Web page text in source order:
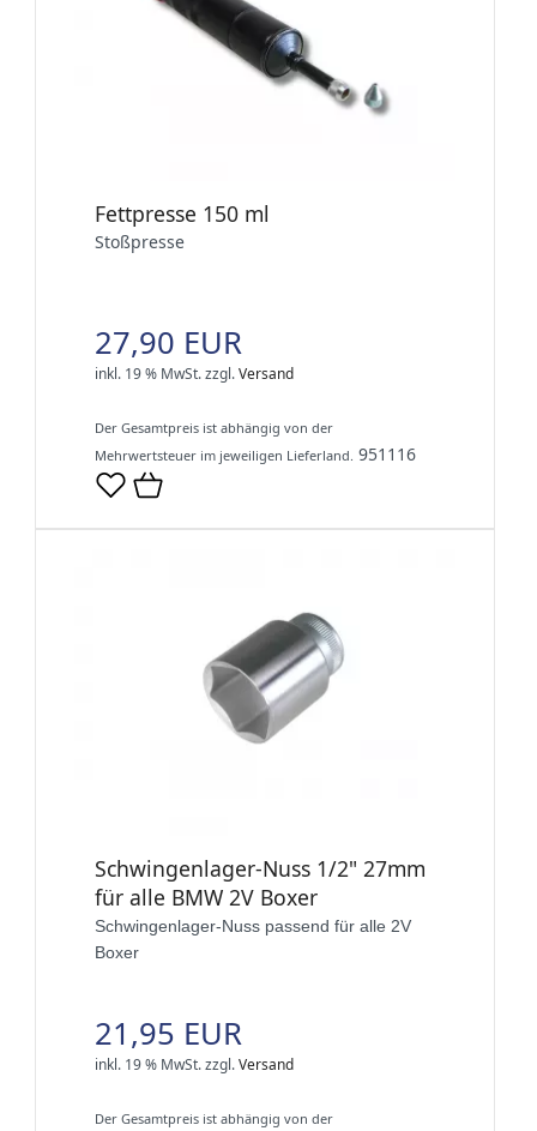
Fettpresse 150 ml
Stoßpresse
27,90 EUR
inkl. 19 % MwSt.zzgl.Versand
Der Gesamtpreis ist abhängig von der
Mehrwertsteuer im jeweiligen Lieferland. 951116
Schwingenlager-Nuss 1/2" 27mm
für alle BMW 2V Boxer
Schwingenlager-Nuss passend für alle 2V
Boxer
21,95 EUR
inkl. 19 % MwSt.zzgl.Versand
Der Gesamtpreis ist abhängig von der